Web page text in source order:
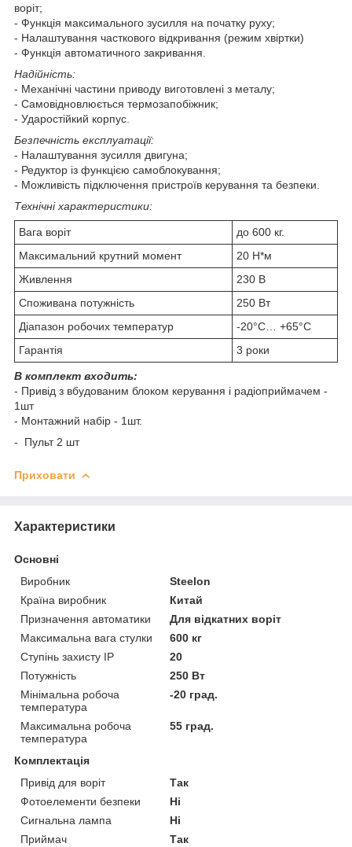
воріт;
- Функція максимального зусилля на початку руху;
- Налаштування часткового відкривання (режим хвіртки)
- Функція автоматичного закривання.
Надійність:
- Механічні частини приводу виготовлені з металу;
- Самовідновлюється термозапобіжник;
- Ударостійкий корпус.
Безпечність експлуатації:
- Налаштування зусилля двигуна;
- Редуктор із функцією самоблокування;
- Можливість підключення пристроїв керування та безпеки.
Технічні характеристики:
Вага воріт
до 600 кг.
Максимальний крутний момент
20 Н*м
Живлення
230 В
Споживана потужність
250 Вт
Діапазон робочих температур
-20°С… +65°С
Гарантія
3 роки
В комплект входить:
- Привід з вбудованим блоком керування і радіоприймачем -
1шт
- Монтажний набір - 1шт.
- Пульт 2 шт
Приховати
Характеристики
Основні
Виробник
Steelon
Країна виробник
Китай
Призначення автоматики
Для відкатних воріт
Максимальна вага стулки
600 кг
Ступінь захисту IP
20
Потужність
250 Вт
Мінімальна робоча
температура
-20 град.
Максимальна робоча
температура
55 град.
Комплектація
Привід для воріт
Так
Фотоелементи безпеки
Ні
Сигнальна лампа
Ні
Приймач
Так